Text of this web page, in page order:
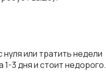
или тратить недели
3 дня и стоит недорого.